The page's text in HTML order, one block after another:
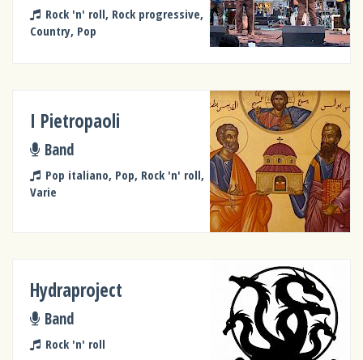
Rock 'n' roll, Rock progressive,
Country, Pop
I Pietropaoli
Band
Pop italiano, Pop, Rock 'n' roll,
Varie
Hydraproject
Band
Rock 'n' roll